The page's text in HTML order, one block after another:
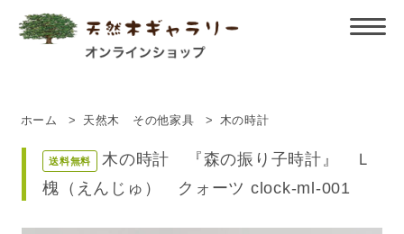
ホーム > 天然木 その他家具 > 木の時計
送料無料
木の時計 『森の振り子時計』 Ｌ
槐（えんじゅ） クォーツ clock-ml-001